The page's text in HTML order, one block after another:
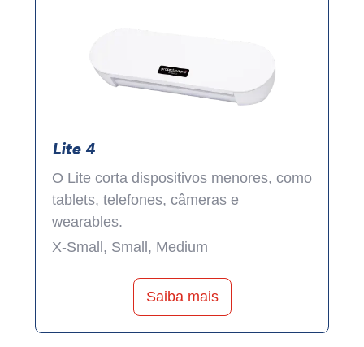
Lite 4
O Lite corta dispositivos menores, como
tablets, telefones, câmeras e
wearables.
X-Small, Small, Medium
Saiba mais